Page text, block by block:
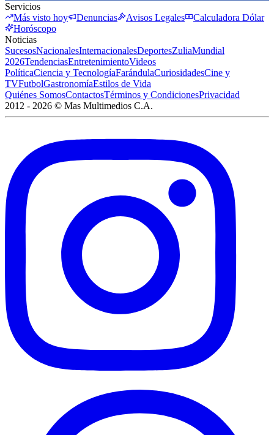
Servicios
Más visto hoy
Denuncias Avisos Legales
Calculadora Dólar
Horóscopo
Noticias
SucesosNacionalesInternacionalesDeportesZuliaMundial
2026TendenciasEntretenimientoVideos
PolíticaCiencia y TecnologíaFarándulaCuriosidadesCine y
TVFutbolGastronomíaEstilos de Vida
Quiénes SomosContactosTérminos y CondicionesPrivacidad
2012 - 2026 © Mas Multimedios C.A.